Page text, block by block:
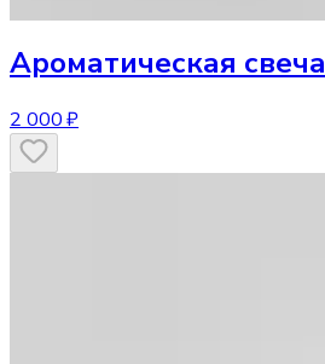
Ароматическая свеча
2 000 ₽